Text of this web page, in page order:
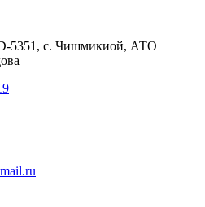
5351, с. Чишмикиой, АТО